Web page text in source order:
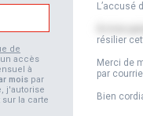
de
accès
à
mois par
j'autorise
la carte
L’accusé
résilier
Merci de
par
Bien